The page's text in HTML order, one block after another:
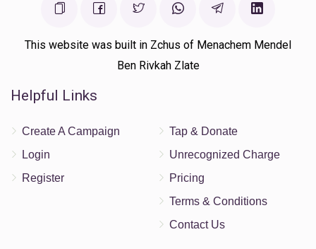
This website was built in Zchus of Menachem Mendel
Ben Rivkah Zlate
Helpful Links
Create A Campaign
Login
Register
Tap & Donate
Unrecognized Charge
Pricing
Terms & Conditions
Contact Us